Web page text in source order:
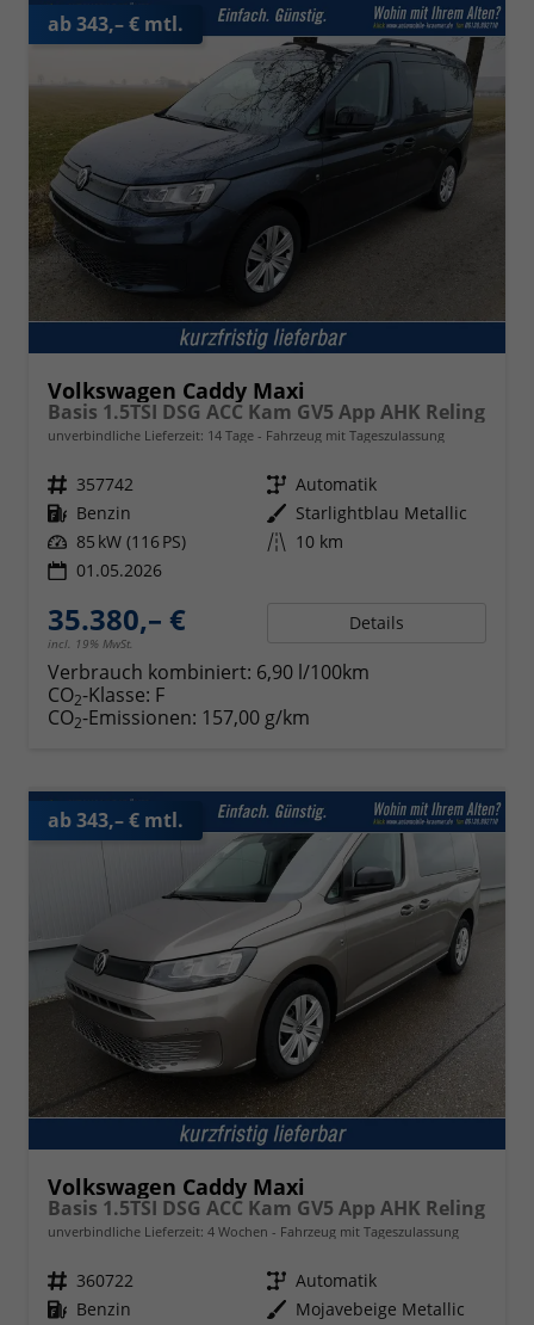
ab 343,– € mtl.
Volkswagen Caddy Maxi
Basis 1.5TSI DSG ACC Kam GV5 App AHK Reling
unverbindliche Lieferzeit: 14 Tage Fahrzeug mit Tageszulassung
Fahrzeugnr. 357742 Getriebe Automatik
Kraftstoff Benzin Außenfarbe Starlightblau Metallic
Leistung 85 kW (116 PS) Kilometerstand 10 km
01.05.2026
35.380,– €
incl. 19% MwSt.
Details
Verbrauch kombiniert: 6,90 l/100km
CO2-Klasse: F
CO2-Emissionen: 157,00 g/km
ab 343,– € mtl.
Volkswagen Caddy Maxi
Basis 1.5TSI DSG ACC Kam GV5 App AHK Reling
unverbindliche Lieferzeit: 4 Wochen Fahrzeug mit Tageszulassung
Fahrzeugnr. 360722 Getriebe Automatik
Kraftstoff Benzin Außenfarbe Mojavebeige Metallic